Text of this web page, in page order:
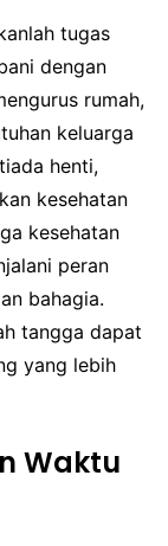
tugas
dengan
rumah,
keluarga
henti,
kesehatan
kesehatan
peran
bahagia.
tangga dapat
yang lebih
Waktu